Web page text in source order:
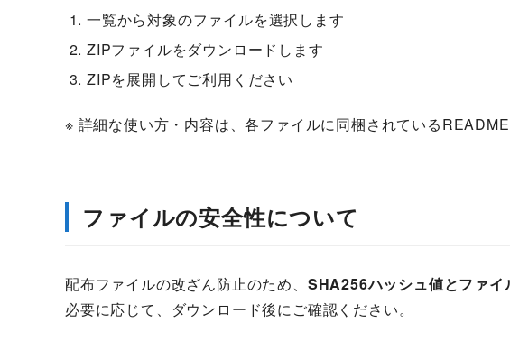
一覧から対象のファイルを選択します
ZIPファイルをダウンロードします
ZIPを展開してご利用ください
※ 詳細な使い方・内容は、各ファイルに同梱されているREADME
ファイルの安全性について
配布ファイルの改ざん防止のため、 SHA256ハッシュ値とファイ
必要に応じて、ダウンロード後にご確認ください。